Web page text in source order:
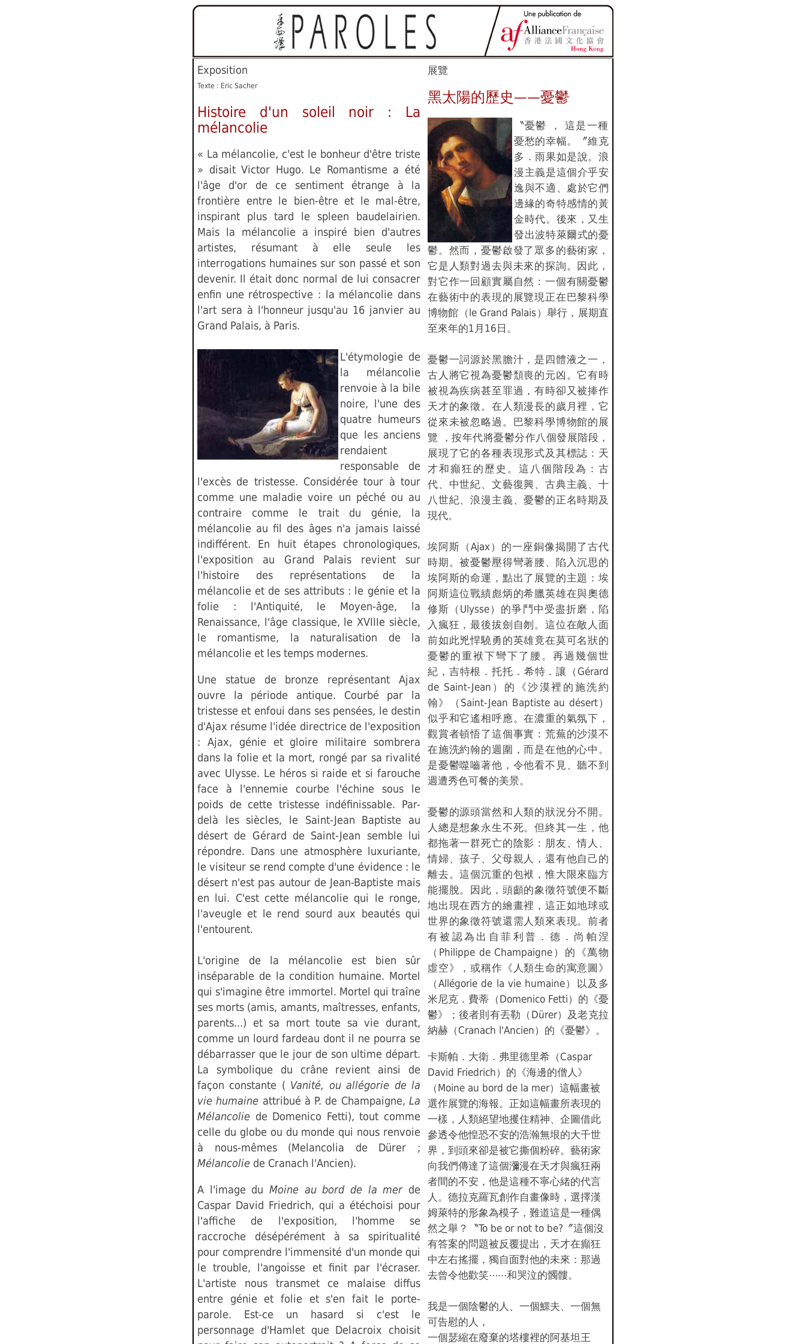
Exposition
Texte : Eric Sacher
Histoire d'un soleil noir : La
mélancolie
« La mélancolie, c'est le bonheur d'être triste
» disait Victor Hugo. Le Romantisme a été
l'âge d'or de ce sentiment étrange à la
frontière entre le bien-être et le mal-être,
inspirant plus tard le spleen baudelairien.
Mais la mélancolie a inspiré bien d'autres
artistes, résumant à elle seule les
interrogations humaines sur son passé et son
devenir. Il était donc normal de lui consacrer
enfin une rétrospective : la mélancolie dans
l'art sera à l'honneur jusqu'au 16 janvier au
Grand Palais, à Paris.
L'étymologie de
la mélancolie
renvoie à la bile
noire, l'une des
quatre humeurs
que les anciens
rendaient
responsable de
l'excès de tristesse. Considérée tour à tour
comme une maladie voire un péché ou au
contraire comme le trait du génie, la
mélancolie au fil des âges n'a jamais laissé
indifférent. En huit étapes chronologiques,
l'exposition au Grand Palais revient sur
l'histoire des représentations de la
mélancolie et de ses attributs : le génie et la
folie : l'Antiquité, le Moyen-âge, la
Renaissance, l'âge classique, le XVIIIe siècle,
le romantisme, la naturalisation de la
mélancolie et les temps modernes.
Une statue de bronze représentant Ajax
ouvre la période antique. Courbé par la
tristesse et enfoui dans ses pensées, le destin
d'Ajax résume l'idée directrice de l'exposition
: Ajax, génie et gloire militaire sombrera
dans la folie et la mort, rongé par sa rivalité
avec Ulysse. Le héros si raide et si farouche
face à l'ennemie courbe l'échine sous le
poids de cette tristesse indéfinissable. Par-
delà les siècles, le Saint-Jean Baptiste au
désert de Gérard de Saint-Jean semble lui
répondre. Dans une atmosphère luxuriante,
le visiteur se rend compte d'une évidence : le
désert n'est pas autour de Jean-Baptiste mais
en lui. C'est cette mélancolie qui le ronge,
l'aveugle et le rend sourd aux beautés qui
l'entourent.
L'origine de la mélancolie est bien sûr
inséparable de la condition humaine. Mortel
qui s'imagine être immortel. Mortel qui traîne
ses morts (amis, amants, maîtresses, enfants,
parents...) et sa mort toute sa vie durant,
comme un lourd fardeau dont il ne pourra se
débarrasser que le jour de son ultime départ.
La symbolique du crâne revient ainsi de
façon constante ( Vanité, ou allégorie de la
vie humaine attribué à P. de Champaigne,La
Mélancolie de Domenico Fetti), tout comme
celle du globe ou du monde qui nous renvoie
à nous-mêmes (Melancolia de Dürer ;
Mélancolie de Cranach l'Ancien).
A l'image du Moine au bord de la mer de
Caspar David Friedrich, qui a étéchoisi pour
l'affiche de l'exposition, l'homme se
raccroche désépérément à sa spiritualité
pour comprendre l'immensité d'un monde qui
le trouble, l'angoisse et finit par l'écraser.
L'artiste nous transmet ce malaise diffus
entre génie et folie et s'en fait le porte-
parole. Est-ce un hasard si c'est le
personnage d'Hamlet que Delacroix choisit
展覽
黑太陽的歷史——憂鬱
〝憂鬱 ， 這是一種
憂愁的幸幅。〞維克
多．雨果如是說。浪
漫主義是這個介乎安
逸與不適、處於它們
邊緣的奇特感情的黃
金時代。後來，又生
發出波特萊爾式的憂
鬱。然而，憂鬱啟發了眾多的藝術家，
它是人類對過去與未來的探詢。因此，
對它作一回顧實屬自然：一個有關憂鬱
在藝術中的表現的展覽現正在巴黎科學
博物館（le Grand Palais）舉行，展期直
至來年的1月16日。
憂鬱一詞源於黑膽汁，是四體液之一，
古人將它視為憂鬱頹喪的元凶。它有時
被視為疾病甚至罪過，有時卻又被捧作
天才的象徵。在人類漫長的歲月裡，它
從來未被忽略過。巴黎科學博物館的展
覽 ，按年代將憂鬱分作八個發展階段，
展現了它的各種表現形式及其標誌：天
才和癲狂的歷史。這八個階段為：古
代、中世紀、文藝復興、古典主義、十
八世紀、浪漫主義、憂鬱的正名時期及
現代。
埃阿斯（Ajax）的一座銅像揭開了古代
時期。被憂鬱壓得彎著腰、陷入沉思的
埃阿斯的命運，點出了展覽的主題：埃
阿斯這位戰績彪炳的希臘英雄在與奧德
修斯（Ulysse）的爭鬥中受盡折磨，陷
入瘋狂，最後拔劍自刎。這位在敵人面
前如此兇悍驍勇的英雄竟在莫可名狀的
憂鬱的重袱下彎下了腰。再過幾個世
紀，吉特根．托托．希特．讓（Gérard
de Saint-Jean）的《沙漠裡的施洗約
翰》（Saint-Jean Baptiste au désert）
似乎和它遙相呼應。在濃重的氣氛下，
觀賞者頓悟了這個事實：荒蕪的沙漠不
在施洗約翰的週圍，而是在他的心中。
是憂鬱噬嚙著他，令他看不見、聽不到
週遭秀色可餐的美景。
憂鬱的源頭當然和人類的狀況分不開。
人總是想象永生不死。但終其一生，他
都拖著一群死亡的陰影：朋友、情人、
情婦、孩子、父母親人，還有他自己的
離去。這個沉重的包袱，惟大限來臨方
能擺脫。因此，頭顱的象徵符號便不斷
地出現在西方的繪畫裡，這正如地球或
世界的象徵符號還需人類來表現。前者
有被認為出自菲利普．德．尚帕涅
（Philippe de Champaigne）的《萬物
虛空》，或稱作《人類生命的寓意圖》
（Allégorie de la vie humaine）以及多
米尼克．費蒂（Domenico Fetti）的《憂
鬱》；後者則有丟勒（Dürer）及老克拉
納赫（Cranach l'Ancien）的《憂鬱》。
卡斯帕．大衛．弗里德里希（Caspar
David Friedrich）的《海邊的僧人》
（Moine au bord de la mer）這幅畫被
選作展覽的海報。正如這幅畫所表現的
一樣，人類絕望地攫住精神、企圖借此
參透令他惶恐不安的浩瀚無垠的大千世
界，到頭來卻是被它撕個粉碎。藝術家
向我們傳達了這個瀰漫在天才與瘋狂兩
者間的不安，他是這種不寧心緒的代言
人。德拉克羅瓦創作自畫像時，選擇漢
姆萊特的形象為模子，難道這是一種偶
然之舉？〝To be or not to be?〞這個沒
有答案的問題被反覆提出，天才在癲狂
中左右搖擺，獨自面對他的未來：那過
去曾令他歡笑⋯⋯和哭泣的髑髏。
我是一個陰鬱的人、一個鰥夫、一個無
可告慰的人，
一個瑟縮在廢棄的塔樓裡的阿基坦王